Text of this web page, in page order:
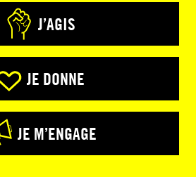
J’AGIS
JE DONNE
JE M’ENGAGE